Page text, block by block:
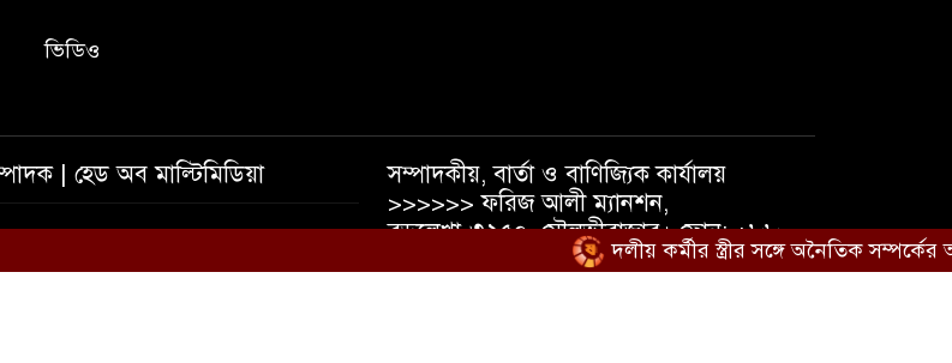
ভিডিও
| হেড অব মাল্টিমিডিয়া
সম্পাদকীয়, বার্তা ও বাণিজ্যিক কার্যালয়
>>>>>> ফরিজ আলী ম্যানশন,
বড়লেখা-৩২৫০, মৌলভীবাজার। ফোন: +৮৮
০১৮১৯৫৬৩৮৪০, +৮৮ ০১৭৩৭১০৫৪৭৪
দলীয় কর্মীর স্ত্রীর সঙ্গে অনৈতিক সম্পর্কের